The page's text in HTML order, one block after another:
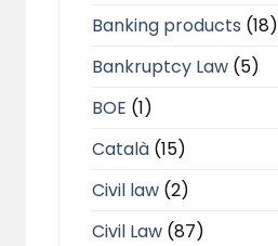
Banking products (18)
Bankruptcy Law(5)
BOE (1)
Català(15)
Civil law(2)
Civil Law(87)